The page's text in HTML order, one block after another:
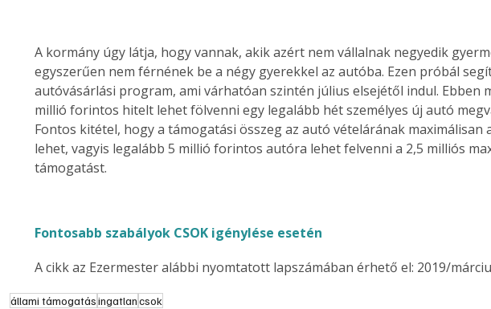
A kormány úgy látja, hogy vannak, akik azért nem vállalnak negyedik
egyszerűen nem férnének be a négy gyerekkel az autóba. Ezen próbál
autóvásárlási program, ami várhatóan szintén július elsejétől indul. Ebben
millió forintos hitelt lehet fölvenni egy legalább hét személyes új autó
Fontos kitétel, hogy a támogatási összeg az autó vételárának maximálisan
lehet, vagyis legalább 5 millió forintos autóra lehet felvenni a 2,5 milliós
támogatást.
Fontosabb szabályok CSOK igénylése esetén
A cikk az Ezermester alábbi nyomtatott lapszámában érhető el: 2019/
állami támogatásingatlancsok